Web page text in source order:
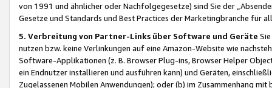
von 1991 und ähnlicher oder Nachfolgegesetze) sind Sie der
Gesetze und Standards und Best Practices der Marketingbranche für
5. Verbreitung von Partner-Links über Software und Geräte
nutzen bzw. keine Verlinkungen auf eine Amazon-Website wie
Software-Applikationen (z. B. Browser Plug-ins, Browser Helper
ein Endnutzer installieren und ausführen kann) und Geräten,
Zugelassenen Mobilen Anwendungen); oder (b) im Zusammenhang